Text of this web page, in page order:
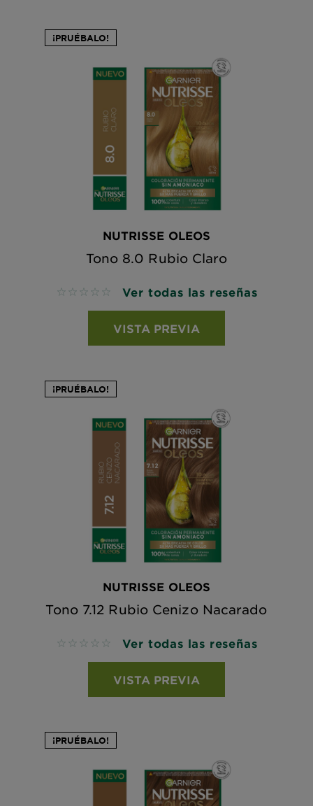
¡PRUÉBALO!
NUTRISSE OLEOS
Tono 8.0 Rubio Claro
No reviews Ver todas las reseñas
VISTA PREVIA
¡PRUÉBALO!
NUTRISSE OLEOS
Tono 7.12 Rubio Cenizo Nacarado
No reviews Ver todas las reseñas
VISTA PREVIA
¡PRUÉBALO!